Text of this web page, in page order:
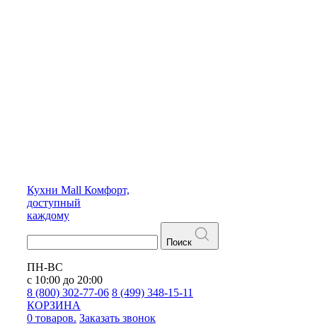
Кухни Mall Комфорт,
доступный
каждому
Поиск
ПН-ВС
с 10:00 до 20:00
8 (800) 302-77-06 8 (499) 348-15-11
КОРЗИНА
0 товаров. Заказать звонок